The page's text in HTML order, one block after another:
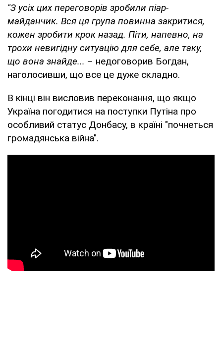
"З усіх цих переговорів зробили піар-
майданчик. Вся ця група повинна закритися,
кожен зробити крок назад. Піти, напевно, на
трохи невигідну ситуацію для себе, але таку,
що вона знайде... – недоговорив Богдан,
наголосивши, що все це дуже складно.
В кінці він висловив переконання, що якщо
Україна погодитися на поступки Путіна про
особливий статус Донбасу, в країні "почнеться
громадянська війна".